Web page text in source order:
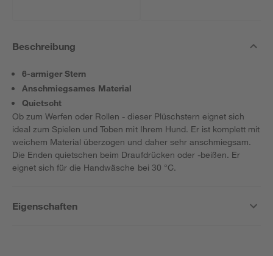
Beschreibung
6-armiger Stern
Anschmiegsames Material
Quietscht
Ob zum Werfen oder Rollen - dieser Plüschstern eignet sich
ideal zum Spielen und Toben mit Ihrem Hund. Er ist komplett mit
weichem Material überzogen und daher sehr anschmiegsam.
Die Enden quietschen beim Draufdrücken oder -beißen. Er
eignet sich für die Handwäsche bei 30 °C.
Eigenschaften